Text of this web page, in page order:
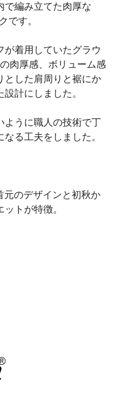
で編み立てた肉厚な
です。
が着用していたグラウ
肉厚感、ボリューム感
とした肩周りと裾にか
計にしました。
ように職人の技術で丁
る工夫をしました。
元のデザインと初秋か
トが特徴。